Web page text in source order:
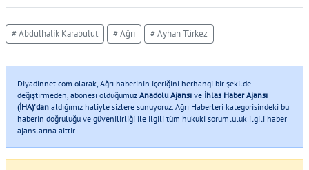
# Abdulhalik Karabulut # Ağrı # Ayhan Türkez
Diyadinnet.com olarak, Ağrı haberinin içeriğini herhangi bir şekilde
değiştirmeden, abonesi olduğumuz Anadolu Ajansı ve İhlas Haber Ajansı
(İHA)'dan aldığımız haliyle sizlere sunuyoruz. Ağrı Haberleri kategorisindeki bu
haberin doğruluğu ve güvenilirliği ile ilgili tüm hukuki sorumluluk ilgili haber
ajanslarına aittir..